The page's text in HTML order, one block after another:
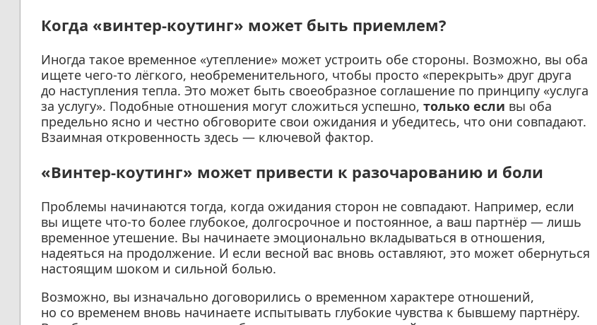
Когда «винтер-коутинг» может быть приемлем?
Иногда такое временное «утепление» может устроить обе стороны. Возможно, вы оба
ищете чего-то лёгкого, необременительного, чтобы просто «перекрыть» друг друга
до наступления тепла. Это может быть своеобразное соглашение по принципу «услуга
за услугу». Подобные отношения могут сложиться успешно, только если вы оба
предельно ясно и честно обговорите свои ожидания и убедитесь, что они совпадают.
Взаимная откровенность здесь — ключевой фактор.
«Винтер-коутинг» может привести к разочарованию и боли
Проблемы начинаются тогда, когда ожидания сторон не совпадают. Например, если
вы ищете что-то более глубокое, долгосрочное и постоянное, а ваш партнёр — лишь
временное утешение. Вы начинаете эмоционально вкладываться в отношения,
надеяться на продолжение. И если весной вас вновь оставляют, это может обернуться
настоящим шоком и сильной болью.
Возможно, вы изначально договорились о временном характере отношений,
но со временем вновь начинаете испытывать глубокие чувства к бывшему партнёру.